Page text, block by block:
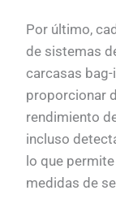
Por último,
de sistemas
carcasas
proporcionar
rendimiento
incluso
lo que
medidas de